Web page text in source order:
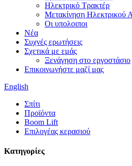
Ηλεκτρικό Τρακτέρ
Μετακίνηση Ηλεκτρικού
Οι υπολοιποι
Νέα
Συχνές ερωτήσεις
Σχετικά με εμάς
Ξενάγηση στο εργοστάσιο
Επικοινωνήστε μαζί μας
English
Σπίτι
Προϊόντα
Boom Lift
Επιλογέας κερασιού
Κατηγορίες